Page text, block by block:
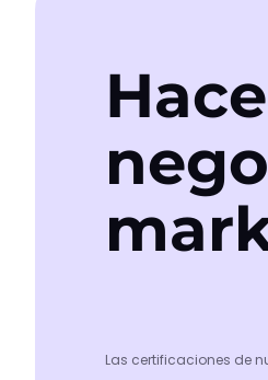
Las certificaciones de